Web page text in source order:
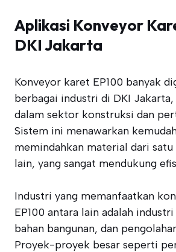
Aplikasi Konveyor
DKI Jakarta
Konveyor karet EP100 banyak
berbagai industri di DKI Jakarta,
dalam sektor konstruksi dan
Sistem ini menawarkan
memindahkan material dari
lain, yang sangat mendukung
Industri yang memanfaatkan
EP100 antara lain adalah
bahan bangunan, dan
Proyek-proyek besar seperti